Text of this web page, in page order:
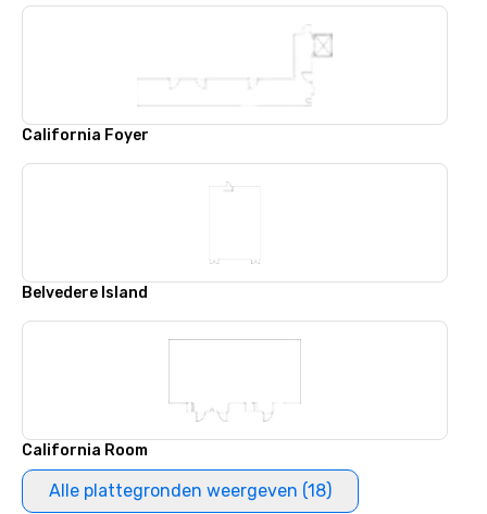
California Foyer
Belvedere Island
California Room
Alle plattegronden weergeven (18)